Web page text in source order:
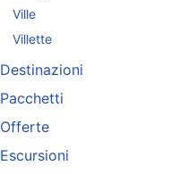
Ville
Villette
Destinazioni
Pacchetti
Offerte
Escursioni